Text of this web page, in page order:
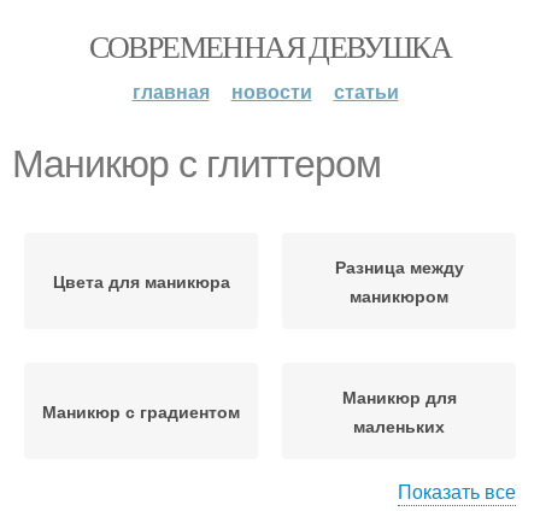
СОВРЕМЕННАЯ ДЕВУШКА
главная новости статьи
Маникюр с глиттером
Цвета для маникюра
Разница между
маникюром
Маникюр с градиентом
Маникюр для
маленьких
Показать все